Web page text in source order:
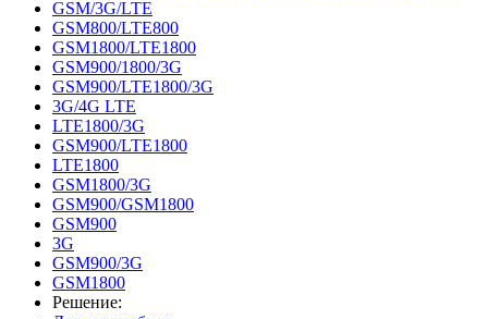
GSM/3G/LTE
GSM800/LTE800
GSM1800/LTE1800
GSM900/1800/3G
GSM900/LTE1800/3G
3G/4G LTE
LTE1800/3G
GSM900/LTE1800
LTE1800
GSM1800/3G
GSM900/GSM1800
GSM900
3G
GSM900/3G
GSM1800
Решение: